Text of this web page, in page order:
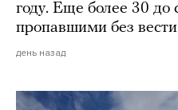
году. Еще более 30 до
пропавшими без вести
день назад